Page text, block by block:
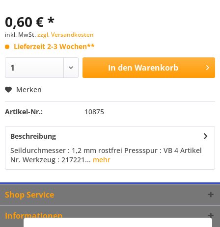
0,60 € *
inkl. MwSt.zzgl. Versandkosten
Lieferzeit 2-3 Wochen**
In den Warenkorb
Merken
Artikel-Nr.: 10875
Beschreibung
Seildurchmesser : 1,2 mm rostfrei Pressspur : VB 4 Artikel
Nr. Werkzeug : 217221... mehr
Shop Service
Informationen